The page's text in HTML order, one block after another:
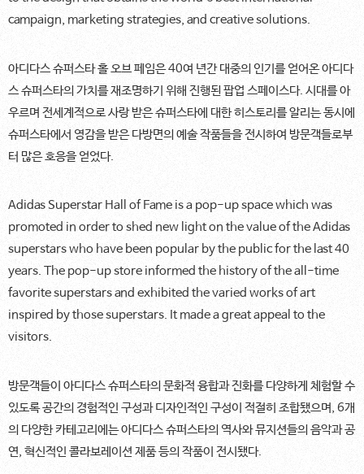
campaign, marketing strategies, and creative solutions.
아디다스 슈퍼스타 홀 오브 페임은 40여 년간 대중의 인기를 얻어온 아디다
스 슈퍼스타의 가치를 재조명하기 위해 진행된 팝업 스페이스다. 시대를 아
우르며 전세계적으로 사랑 받은 슈퍼스타에 대한 히스토리를 알리는 동시에
슈퍼스타에서 영감을 받은 다방면의 예술 작품들을 전시하여 방문객들로부
터 많은 호응을 얻었다.
Adidas Superstar Hall of Fame is a pop-up space which was
promoted in order to shed new light on the value of the Adidas
superstars who have been popular by the public for the last 40
years. The pop-up store informed the history of the all-time
favorite superstars and exhibited the varied works of art
inspired by those superstars. It made a great appeal to the
visitors.
방문객들이 아디다스 슈퍼스타의 문화적 융합과 진화를 다양하게 체험할 수
있도록 공간의 경험적인 구성과 디자인적인 구성이 적절히 조합됐으며, 6개
의 다양한 카테고리에는 아디다스 슈퍼스타의 역사와 뮤지션들의 음악과 공
연, 혁신적인 콜라보레이션 제품 등의 작품이 전시됐다.